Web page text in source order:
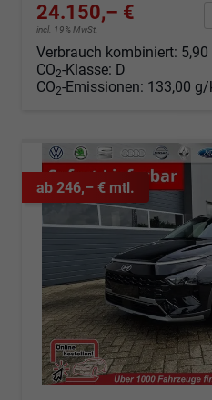
24.150,– €
incl. 19% MwSt.
Verbrauch kombiniert:
CO2-Klasse: D
CO2-Emissionen: 133,00
ab 246,– € mtl.